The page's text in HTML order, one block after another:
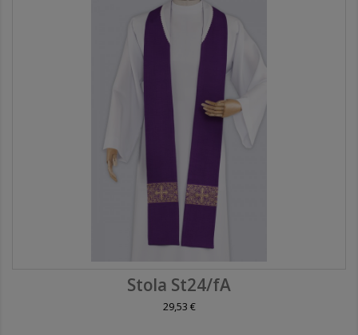
Stola St24/fA
29,53 €